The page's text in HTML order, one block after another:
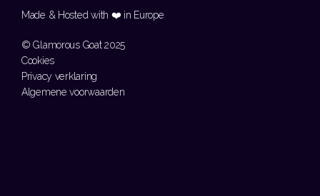
Made & Hosted with ❤️ in Europe
© Glamorous Goat 2025
Cookies
Privacy verklaring
Algemene voorwaarden